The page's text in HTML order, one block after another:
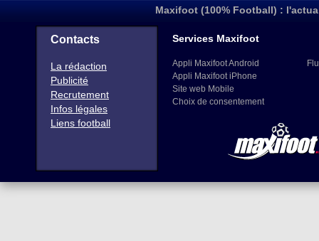
Maxifoot (100% Football) :
Contacts
La rédaction
Publicité
Recrutement
Infos légales
Liens football
Services Maxifoot
Appli Maxifoot Android
Appli Maxifoot iPhone
Site web Mobile
Choix de consentement